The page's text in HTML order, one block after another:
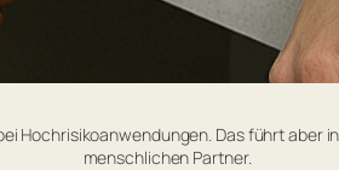
Hochrisikoanwendungen. Das führt
menschlichen Partner.